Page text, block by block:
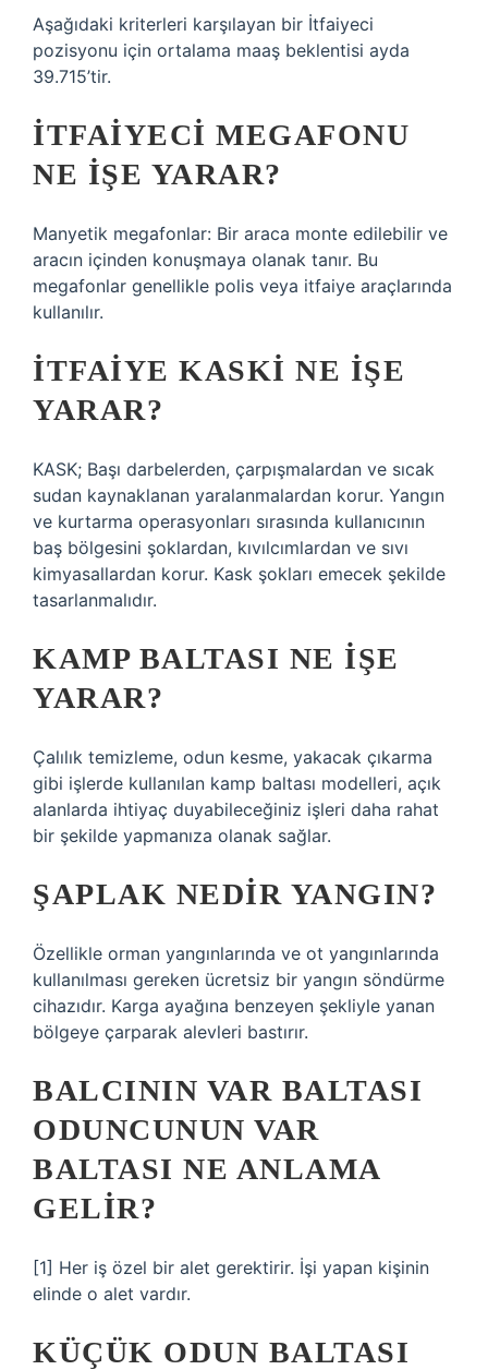
Aşağıdaki kriterleri karşılayan bir İtfaiyeci
pozisyonu için ortalama maaş beklentisi ayda
39.715’tir.
İTFAIYECI MEGAFONU
NE IŞE YARAR?
Manyetik megafonlar: Bir araca monte edilebilir ve
aracın içinden konuşmaya olanak tanır. Bu
megafonlar genellikle polis veya itfaiye araçlarında
kullanılır.
İTFAIYE KASKI NE IŞE
YARAR?
KASK; Başı darbelerden, çarpışmalardan ve sıcak
sudan kaynaklanan yaralanmalardan korur. Yangın
ve kurtarma operasyonları sırasında kullanıcının
baş bölgesini şoklardan, kıvılcımlardan ve sıvı
kimyasallardan korur. Kask şokları emecek şekilde
tasarlanmalıdır.
KAMP BALTASI NE IŞE
YARAR?
Çalılık temizleme, odun kesme, yakacak çıkarma
gibi işlerde kullanılan kamp baltası modelleri, açık
alanlarda ihtiyaç duyabileceğiniz işleri daha rahat
bir şekilde yapmanıza olanak sağlar.
ŞAPLAK NEDIR YANGIN?
Özellikle orman yangınlarında ve ot yangınlarında
kullanılması gereken ücretsiz bir yangın söndürme
cihazıdır. Karga ayağına benzeyen şekliyle yanan
bölgeye çarparak alevleri bastırır.
BALCININ VAR BALTASI
ODUNCUNUN VAR
BALTASI NE ANLAMA
GELIR?
[1] Her iş özel bir alet gerektirir. İşi yapan kişinin
elinde o alet vardır.
KÜÇÜK ODUN BALTASI